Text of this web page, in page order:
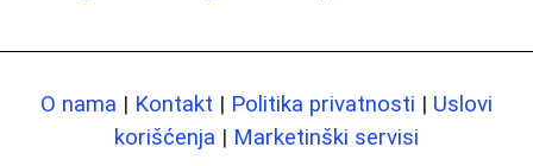
O nama | Kontakt | Politika privatnosti | Uslovi
korišćenja | Marketinški servisi